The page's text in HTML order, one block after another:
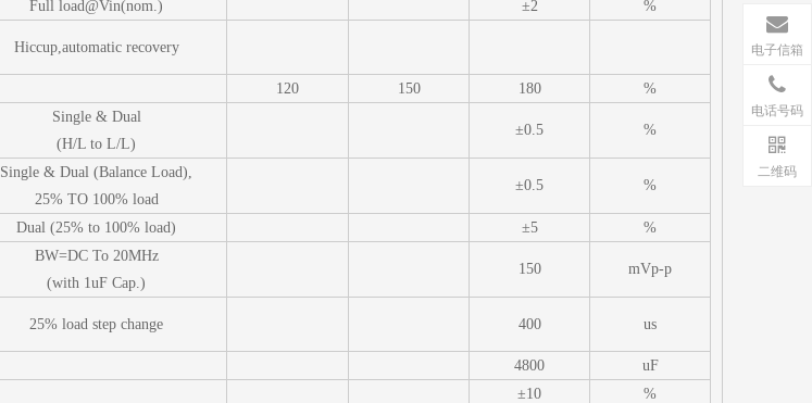
Full load@Vin(nom.) ±2
%
Hiccup,automatic recovery
120 150 180 %
Single & Dual
(H/L to L/L)
±0.5 %
Single & Dual (Balance Load),
25% TO 100% load
±0.5 %
Dual (25% to 100% load) ±5 %
BW=DC To 20MHz
(with 1uF Cap.)
150 mVp-p
25% load step change 400 us
4800
uF
±10 %
电子信箱
电话号码
二维码